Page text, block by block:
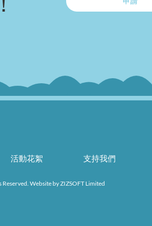
活動花絮 支持我們
Website byZIZSOFT Limited